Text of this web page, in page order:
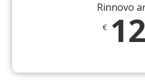
Rinnovo
€